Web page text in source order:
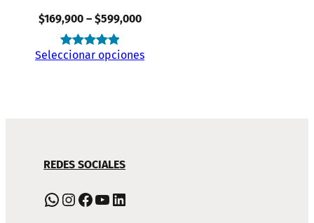
$169,900 – $599,000Rango
precios:
Valorado
70
Seleccionar opciones
DE
PIE
DE
REDES SOCIALES
WhatsApp Instagram Facebook YouTube LinkedIn